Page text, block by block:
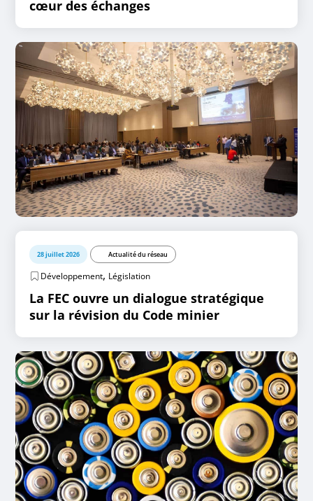
cœur des échanges
28 juillet 2026 Actualité du réseau
Développement, Législation
La FEC ouvre un dialogue stratégique
sur la révision du Code minier